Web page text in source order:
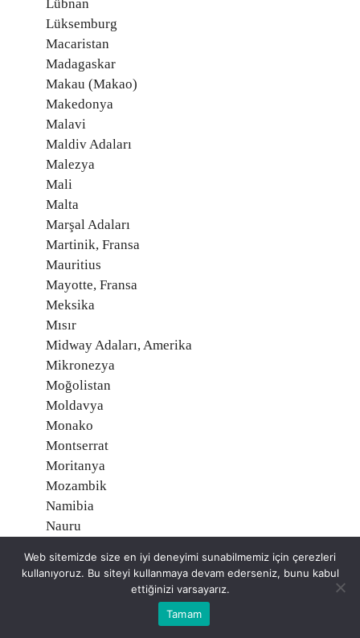
Lübnan
Lüksemburg
Macaristan
Madagaskar
Makau (Makao)
Makedonya
Malavi
Maldiv Adaları
Malezya
Mali
Malta
Marşal Adaları
Martinik, Fransa
Mauritius
Mayotte, Fransa
Meksika
Mısır
Midway Adaları, Amerika
Mikronezya
Moğolistan
Moldavya
Monako
Montserrat
Moritanya
Mozambik
Namibia
Nauru
Web sitemizde size en iyi deneyimi sunabilmemiz için çerezleri
kullanıyoruz. Bu siteyi kullanmaya devam ederseniz, bunu kabul
ettiğinizi varsayarız.
Tamam